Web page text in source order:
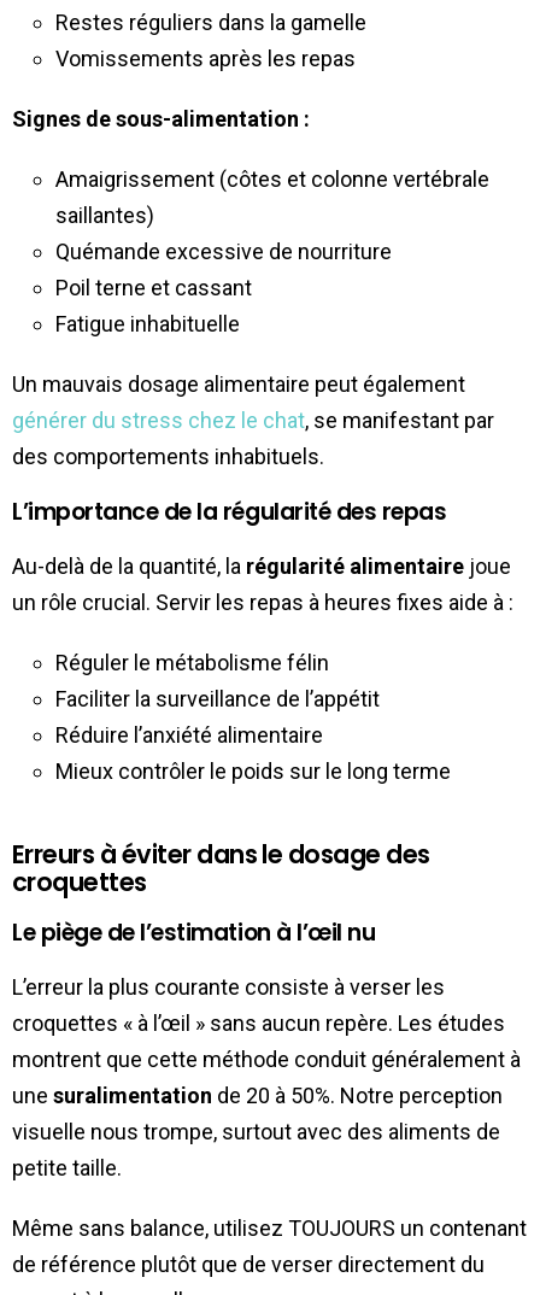
Restes réguliers dans la gamelle
Vomissements après les repas
Signes de sous-alimentation :
Amaigrissement (côtes et colonne vertébrale
saillantes)
Quémande excessive de nourriture
Poil terne et cassant
Fatigue inhabituelle
Un mauvais dosage alimentaire peut également
générer du stress chez le chat, se manifestant par
des comportements inhabituels.
L’importance de la régularité des repas
Au-delà de la quantité, la régularité alimentaire joue
un rôle crucial. Servir les repas à heures fixes aide à :
Réguler le métabolisme félin
Faciliter la surveillance de l’appétit
Réduire l’anxiété alimentaire
Mieux contrôler le poids sur le long terme
Erreurs à éviter dans le dosage des
croquettes
Le piège de l’estimation à l’œil nu
L’erreur la plus courante consiste à verser les
croquettes « à l’œil » sans aucun repère. Les études
montrent que cette méthode conduit généralement à
une suralimentation de 20 à 50%. Notre perception
visuelle nous trompe, surtout avec des aliments de
petite taille.
Même sans balance, utilisez TOUJOURS un contenant
de référence plutôt que de verser directement du